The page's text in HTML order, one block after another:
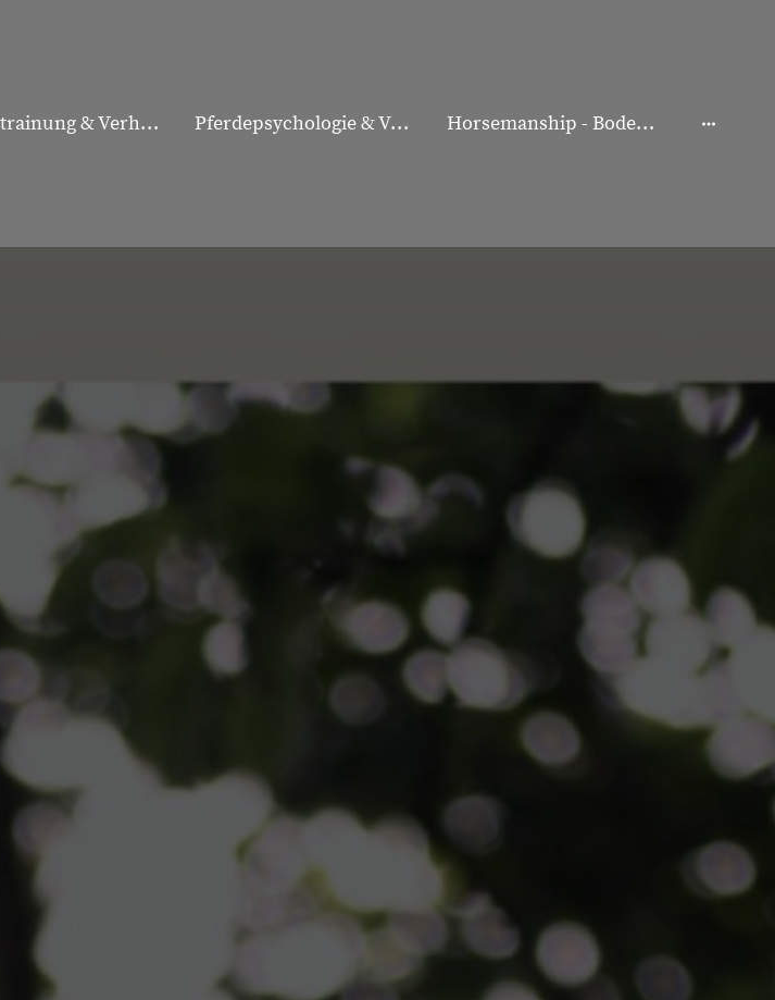
Pferdetrainung & Verhaltenstraining Pferdepsychologie & Verhaltenstraining Horsemanship - Bodenarbeit